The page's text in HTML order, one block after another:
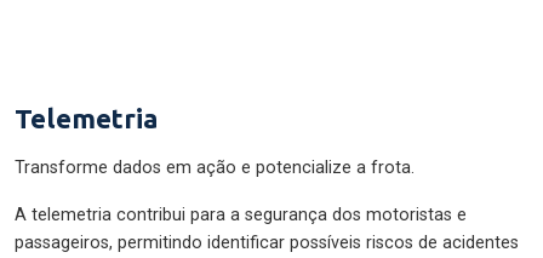
Telemetria
Transforme dados em ação e potencialize a frota.
A telemetria contribui para a segurança dos motoristas e
passageiros, permitindo identificar possíveis riscos de acidentes